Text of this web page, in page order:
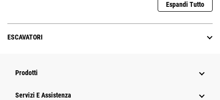
Espandi Tutto
ESCAVATORI
Prodotti
Servizi E Assistenza